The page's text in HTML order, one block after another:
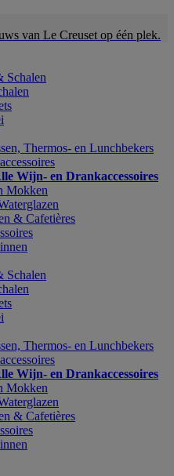
van Le Creuset op één plek.
Schalen
Thermos- en Lunchbekers
Wijn- en Drankaccessoires
Mokken
& Cafetières
Schalen
Thermos- en Lunchbekers
Wijn- en Drankaccessoires
Mokken
& Cafetières